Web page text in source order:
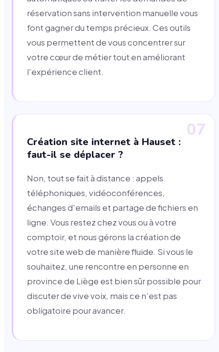
réservation sans intervention manuelle vous
font gagner du temps précieux. Ces outils
vous permettent de vous concentrer sur
votre cœur de métier tout en améliorant
l'expérience client.
07
Création site internet à Hauset :
faut-il se déplacer ?
Non, tout se fait à distance : appels
téléphoniques, vidéoconférences,
échanges d'emails et partage de fichiers en
ligne. Vous restez chez vous ou à votre
comptoir, et nous gérons la création de
votre site web de manière fluide. Si vous le
souhaitez, une rencontre en personne en
province de Liège est bien sûr possible pour
discuter de vive voix, mais ce n'est pas
obligatoire pour avancer.